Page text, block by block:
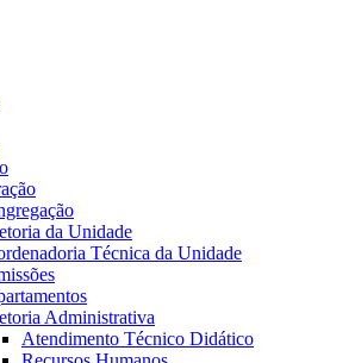
da Unidade
Técnica da Unidade
Administrativa
Atendimento Técnico Didático